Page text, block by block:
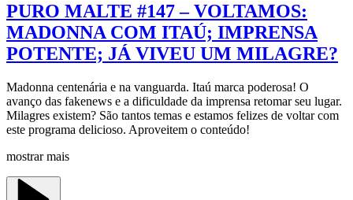
PURO MALTE #147 – VOLTAMOS:
MADONNA COM ITAÚ; IMPRENSA
POTENTE; JÁ VIVEU UM MILAGRE?
Madonna centenária e na vanguarda. Itaú marca poderosa! O
avanço das fakenews e a dificuldade da imprensa retomar seu lugar.
Milagres existem? São tantos temas e estamos felizes de voltar com
este programa delicioso. Aproveitem o conteúdo!
mostrar mais